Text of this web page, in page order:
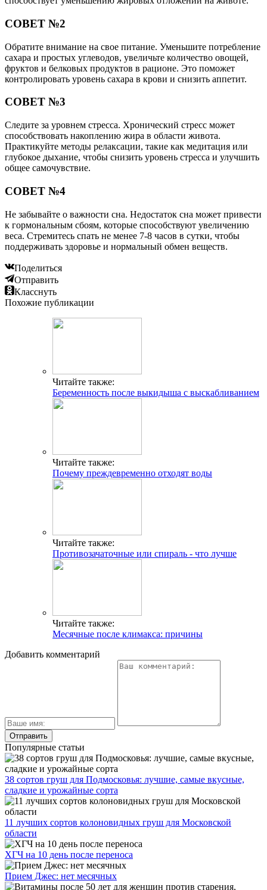
СОВЕТ №2
Обратите внимание на свое питание. Уменьшите потребление
сахара и простых углеводов, увеличьте количество овощей,
фруктов и белковых продуктов в рационе. Это поможет
контролировать уровень сахара в крови и снизить аппетит.
СОВЕТ №3
Следите за уровнем стресса. Хронический стресс может
способствовать накоплению жира в области живота.
Практикуйте методы релаксации, такие как медитация или
глубокое дыхание, чтобы снизить уровень стресса и улучшить
общее самочувствие.
СОВЕТ №4
Не забывайте о важности сна. Недостаток сна может привести
к гормональным сбоям, которые способствуют увеличению
веса. Стремитесь спать не менее 7-8 часов в сутки, чтобы
поддерживать здоровье и нормальный обмен веществ.
Поделиться
Отправить
Класснуть
Похожие публикации
Читайте также:
Беременность после выкидыша с выскабливанием
Читайте также:
Почему преждевременно отходят воды
Читайте также:
Противозачаточные или спираль - что лучше
Читайте также:
Месячные после климакса: причины
Добавить комментарий
Популярные статьи
38 сортов груш для Подмосковья: лучшие, самые вкусные,
сладкие и урожайные сорта
11 лучших сортов колоновидных груш для Московской
области
ХГЧ на 10 день после переноса
Прием Джес: нет месячных